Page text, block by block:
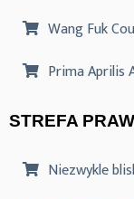
Wang Fuk
Prima Aprilis
STREFA
Niezwykle